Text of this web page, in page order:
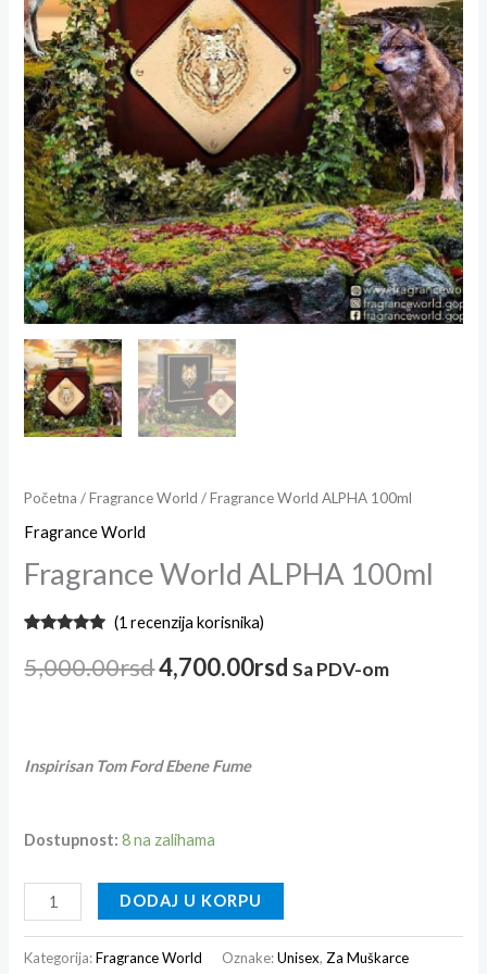
Početna /Fragrance World / Fragrance World ALPHA 100ml
Fragrance World
Fragrance World ALPHA 100ml
5.00od 5
na osnovu
(1 recenzija korisnika)
5,000.00rsd4,700.00rsd Sa PDV-om
Inspirisan Tom Ford Ebene Fume
Dostupnost: 8 na zalihama
DODAJ U KORPU
Kategorija:Fragrance World Oznake:Unisex, Za Muškarce